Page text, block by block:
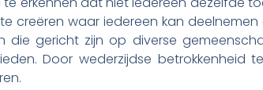
creëren waar iedereen kan
die gericht zijn op diverse
Door wederzijdse betrokkenheid